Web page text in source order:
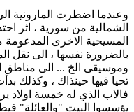
وعندما اضطرت المارونية
الشمالية من سورية ، اثر
المسيحية الاخرى
بالضرورة نفسها ، الى نقل
وموسيقى الخ ... الى مناطق
تحيا فيها حينذاك ، وكذلك
فالاب الذي له خمسة اولاد
يؤسسوا البيت "والعائلة"